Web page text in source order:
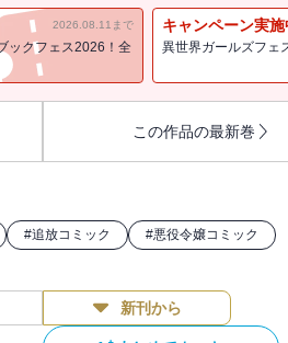
2026.08.11まで
ックフェス2026！全
キャンペーン実施
異世界ガールズフェ
この作品の最新巻
#追放コミック #悪役令嬢コミック
新刊から